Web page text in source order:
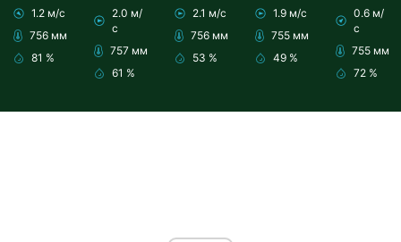
1.2 м/с
756 мм
81 %
2.0 м/
с
757 мм
61 %
2.1 м/с
756 мм
53 %
1.9 м/с
755 мм
49 %
0.6 м/
с
755 мм
72 %